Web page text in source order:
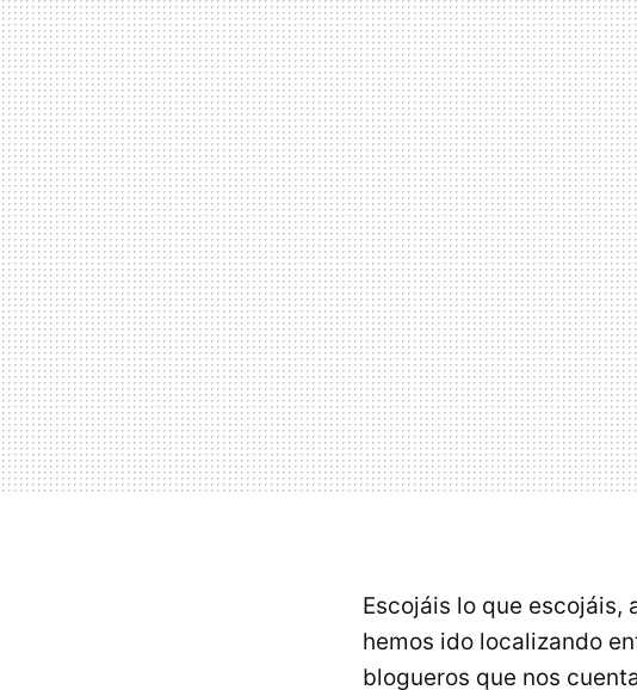
Escojáis lo que escojáis,
hemos ido localizando
blogueros que nos